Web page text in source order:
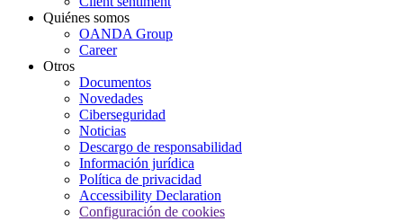
Quiénes somos
OANDA Group
Career
Otros
Documentos
Novedades
Ciberseguridad
Noticias
Descargo de responsabilidad
Información jurídica
Política de privacidad
Accessibility Declaration
Configuración de cookies